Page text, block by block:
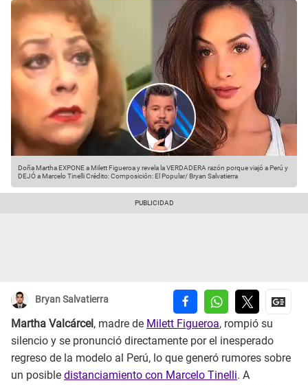
Doña Martha EXPONE a Milett Figueroa y revela la VERDADERA razón porque viajó a Perú y
DEJÓ a Marcelo TinelliCrédito: Composición: El Popular/ Bryan Salvatierra
Bryan Salvatierra
Martha Valcárcel , madre de Milett Figueroa, rompió su
silencio y se pronunció directamente por el inesperado
regreso de la modelo al Perú, lo que generó rumores sobre
un posible distanciamiento con Marcelo Tinelli. A